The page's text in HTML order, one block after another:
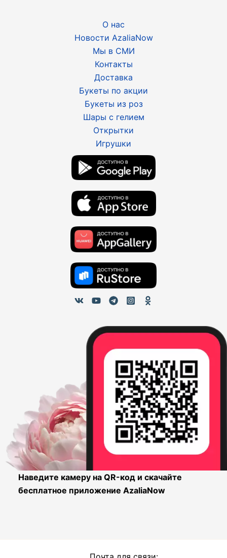
О нас
Новости AzaliaNow
Мы в СМИ
Контакты
Доставка
Букеты по акции
Букеты из роз
Шары с гелием
Открытки
Игрушки
Наведите камеру на QR-код и скачайте
бесплатное приложение AzaliaNow